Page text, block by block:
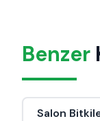
Benzer
Salon